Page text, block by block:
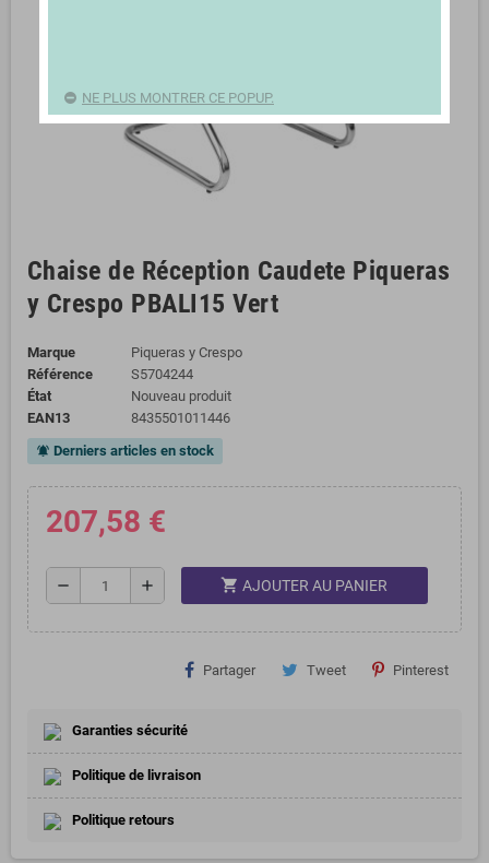
Chaise de Réception Caudete Piqueras
y Crespo PBALI15 Vert
Marque
Piqueras y Crespo
Référence
S5704244
État
Nouveau produit
EAN13
8435501011446
notifications_active Derniers articles en stock
207,58 €
remove add shopping_cart AJOUTER AU PANIER
Partager Tweet Pinterest
Garanties sécurité
Politique de livraison
Politique retours
NE PLUS MONTRER CE POPUP.